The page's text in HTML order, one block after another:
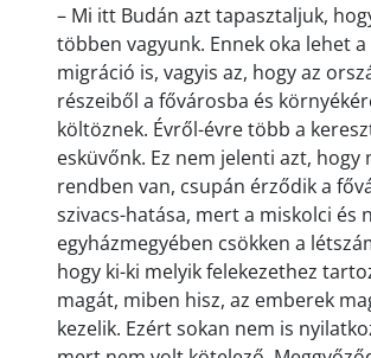
– Mi itt Budán azt tapasztaljuk,
többen vagyunk. Ennek oka lehet
migráció is, vagyis az, hogy az
részeiből a fővárosba és
költöznek. Évről-évre több a
esküvőnk. Ez nem jelenti azt, hogy
rendben van, csupán érződik a
szivacs-hatása, mert a miskolci és
egyházmegyében csökken a
hogy ki-ki melyik felekezethez
magát, miben hisz, az emberek
kezelik. Ezért sokan nem is